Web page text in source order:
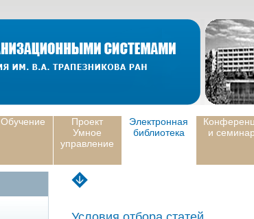
Обучение
Проект
Умное
управление
Электронная
библиотека
и